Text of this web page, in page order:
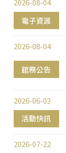
電子資源
2026-08-04
館務公告
2026-08-04
活動快訊
2026-06-03
2026-07-22